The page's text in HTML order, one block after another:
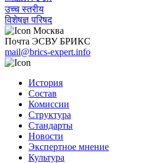
उच्च स्तरीय
विशेषज्ञ परिषद
Москва
Почта ЭСВУ БРИКС
mail@brics-expert.info
История
Состав
Комиссии
Структура
Стандарты
Новости
Экспертное мнение
Культура